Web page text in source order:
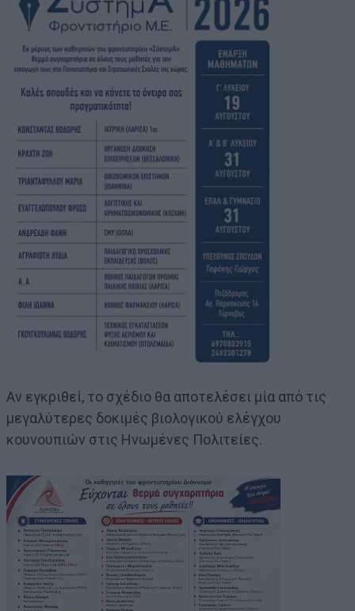
Αν εγκριθεί, το σχέδιο θα αποτελέσει μία από τις
μεγαλύτερες δοκιμές βιολογικού ελέγχου
κουνουπιών στις Ηνωμένες Πολιτείες.